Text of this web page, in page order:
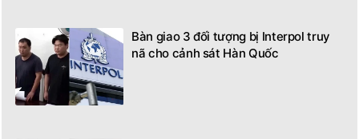
Bàn giao 3 đối tượng bị Interpol truy
nã cho cảnh sát Hàn Quốc